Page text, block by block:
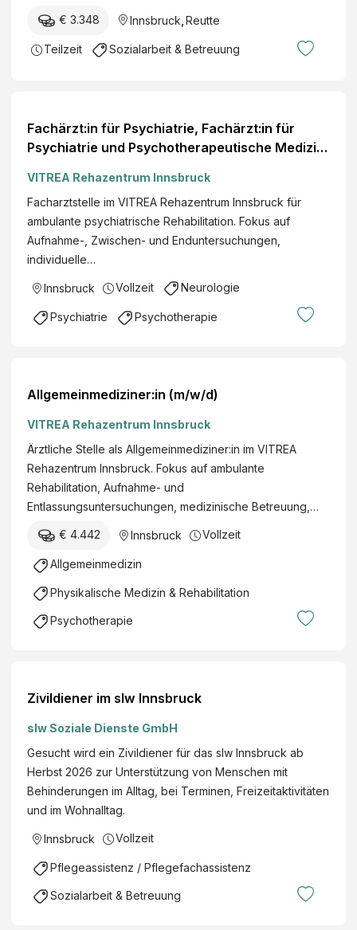
€ 3.348 Innsbruck Reutte
Teilzeit Sozialarbeit & Betreuung
Fachärzt:in für Psychiatrie, Fachärzt:in für
Psychiatrie und Psychotherapeutische Medizin,
VITREA Rehazentrum Innsbruck
Facharztstelle im VITREA Rehazentrum Innsbruck für
ambulante psychiatrische Rehabilitation. Fokus auf
Aufnahme-, Zwischen- und Enduntersuchungen,
individuelle…
Innsbruck Vollzeit Neurologie
Psychiatrie Psychotherapie
Allgemeinmediziner:in (m/w/d)
VITREA Rehazentrum Innsbruck
Ärztliche Stelle als Allgemeinmediziner:in im VITREA
Rehazentrum Innsbruck. Fokus auf ambulante
Rehabilitation, Aufnahme- und
Entlassungsuntersuchungen, medizinische Betreuung,…
€ 4.442 Innsbruck Vollzeit
Allgemeinmedizin
Physikalische Medizin & Rehabilitation
Psychotherapie
Zivildiener im slw Innsbruck
slw Soziale Dienste GmbH
Gesucht wird ein Zivildiener für das slw Innsbruck ab
Herbst 2026 zur Unterstützung von Menschen mit
Behinderungen im Alltag, bei Terminen, Freizeitaktivitäten
und im Wohnalltag.
Innsbruck Vollzeit
Pflegeassistenz / Pflegefachassistenz
Sozialarbeit & Betreuung